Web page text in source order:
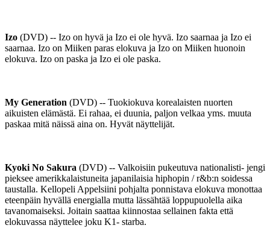
Izo (DVD) -- Izo on hyvä ja Izo ei ole hyvä. Izo saarnaa ja Izo ei
saarnaa. Izo on Miiken paras elokuva ja Izo on Miiken huonoin
elokuva. Izo on paska ja Izo ei ole paska.
My Generation (DVD) -- Tuokiokuva korealaisten nuorten
aikuisten elämästä. Ei rahaa, ei duunia, paljon velkaa yms. muuta
paskaa mitä näissä aina on. Hyvät näyttelijät.
Kyoki No Sakura (DVD) -- Valkoisiin pukeutuva nationalisti- jengi
pieksee amerikkalaistuneita japanilaisia hiphopin / r&b:n soidessa
taustalla. Kellopeli Appelsiini pohjalta ponnistava elokuva monottaa
eteenpäin hyvällä energialla mutta lässähtää loppupuolella aika
tavanomaiseksi. Joitain saattaa kiinnostaa sellainen fakta että
elokuvassa näyttelee joku K1- starba.